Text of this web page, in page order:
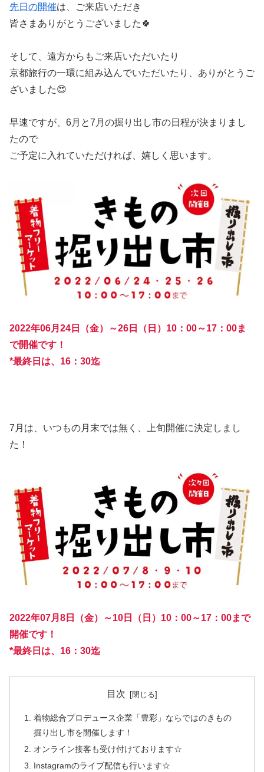
先日の開催は、ご来店いただき
皆さまありがとうございました🍀
そして、遠方からもご来店いただいたり
京都旅行の一環に組み込んでいただいたり、ありがとうご
ざいました😍
早速ですが、6月と7月の掘り出し市の日程が決まりまし
たので
ご予定に入れていただければ、嬉しく思います。
2022年06月24日（金）～26日（日）10：00～17：00ま
で開催です！
*最終日は、16：30迄
7月は、いつもの月末では無く、上旬開催に決定しまし
た！
2022年07月8日（金）～10日（日）10：00～17：00まで
開催です！
*最終日は、16：30迄
目次
着物総合プロデュース企業「豊彩」ならではのきもの
掘り出し市を開催します！
オンライン接客も受け付けております☆
Instagramのライブ配信も行います☆